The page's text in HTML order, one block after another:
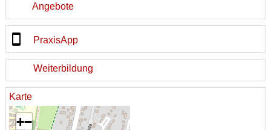
Angebote
PraxisApp
Weiterbildung
Karte
+−